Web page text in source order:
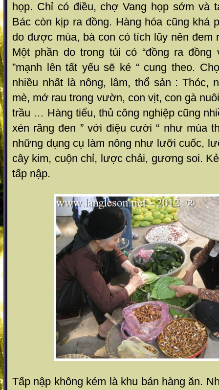
họp. Chỉ có điều, chợ Vang họp sớm và
Bác còn kịp ra đồng. Hàng hóa cũng khá
do được mùa, bà con có tích lũy nên đem
Một phần do trong túi có “đồng ra đồng
”mạnh lên tất yếu sẽ ké “ cung theo.
nhiều nhất là nông, lâm, thổ sản : Thóc,
mè, mớ rau trong vườn, con vịt, con gà
trầu … Hàng tiểu, thủ công nghiệp cũng
xén răng đen ” với điệu cười “ như mùa
những dụng cụ làm nông như lưỡi cuốc,
cây kim, cuộn chỉ, lược chải, gương soi.
tấp nập.
Tấp nập không kém là khu bán hàng ăn.